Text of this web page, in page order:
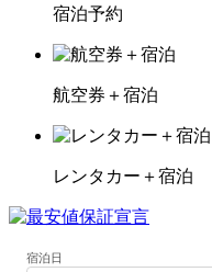
宿泊予約
航空券＋宿泊
レンタカー＋宿泊
宿泊日